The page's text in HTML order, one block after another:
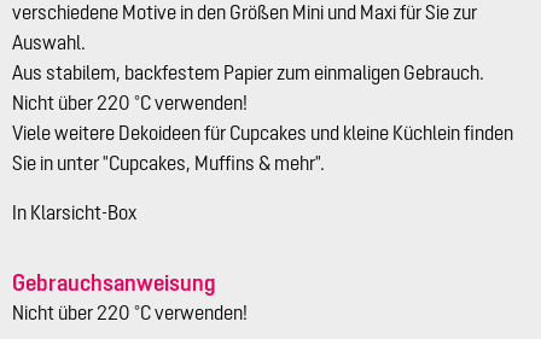
verschiedene Motive in den Größen Mini und Maxi für Sie zur
Auswahl.
Aus stabilem, backfestem Papier zum einmaligen Gebrauch.
Nicht über 220 °C verwenden!
Viele weitere Dekoideen für Cupcakes und kleine Küchlein finden
Sie in unter "Cupcakes, Muffins & mehr".
In Klarsicht-Box
Gebrauchsanweisung
Nicht über 220 °C verwenden!